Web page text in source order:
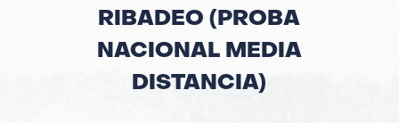
RIBADEO (PROBA
NACIONAL MEDIA
DISTANCIA)